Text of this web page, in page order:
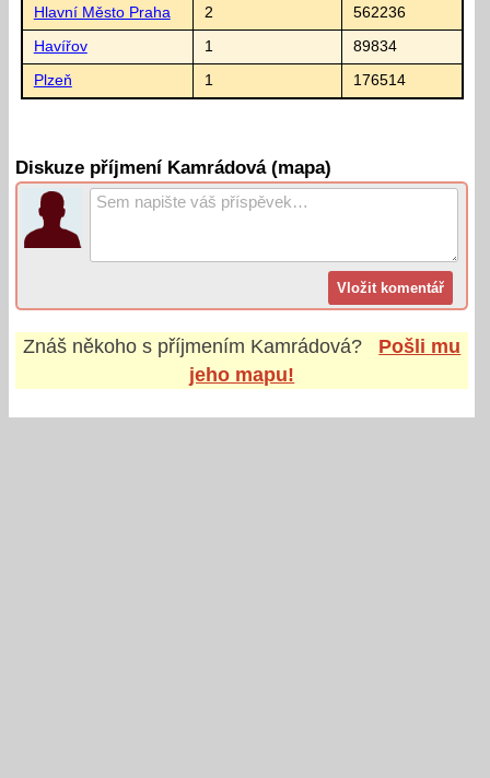
Hlavní Město Praha 2 562236
Havířov 1 89834
Plzeň 1 176514
Diskuze příjmení Kamrádová (mapa)
Znáš někoho s příjmením Kamrádová?
Pošli mu
jeho mapu!